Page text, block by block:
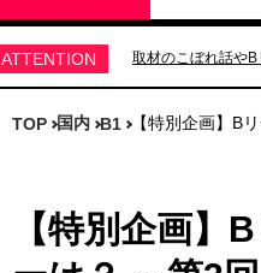
ATTENTION 取材のこぼれ話やB
TOP 国内 B1 【特別企画】B
【特別企画】